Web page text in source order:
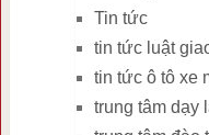
Tin tức
tin tức luật
tin tức ô tô xe
trung tâm dạy